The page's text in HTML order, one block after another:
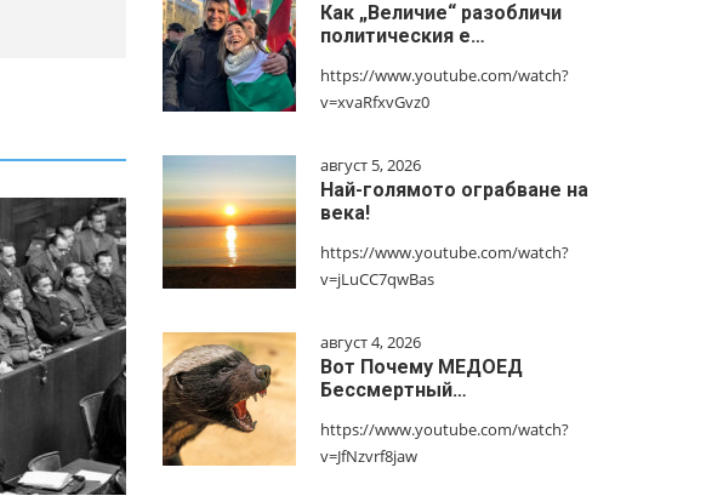
Как „Величие“ разобличи
политическия е…
https://www.youtube.com/watch?
v=xvaRfxvGvz0
август 5, 2026
Най-голямото ограбване на
века!
https://www.youtube.com/watch?
v=jLuCC7qwBas
август 4, 2026
Вот Почему МЕДОЕД
Бессмертный…
https://www.youtube.com/watch?
v=JfNzvrf8jaw